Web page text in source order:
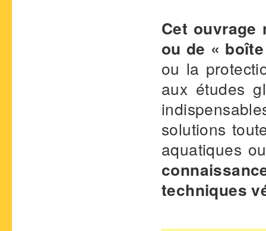
Cet ouvrage
ou de «
ou la
aux études
solutions
aquatiques
techniques